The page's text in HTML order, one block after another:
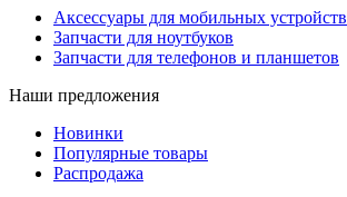
Аксессуары для мобильных устройств
Запчасти для ноутбуков
Запчасти для телефонов и планшетов
Наши предложения
Новинки
Популярные товары
Распродажа